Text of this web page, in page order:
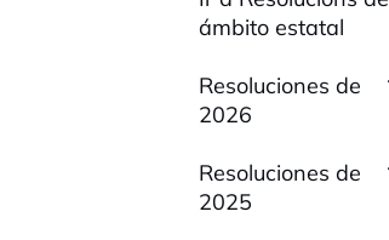
ámbito estatal
Resoluciones de
2026
Resoluciones de
2025